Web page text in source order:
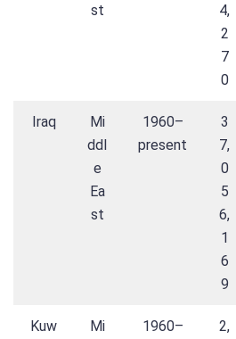
st
4,
2
7
0
Iraq
Mi
ddl
e
Ea
st
1960–
present
3
7,
0
5
6,
1
6
9
Kuw
Mi
1960–
2,